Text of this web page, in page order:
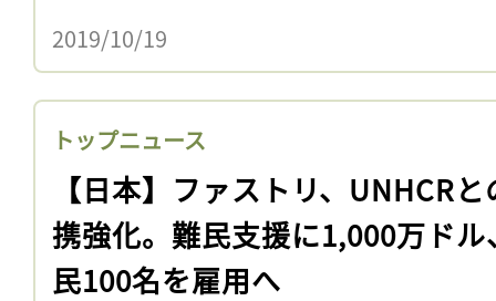
2019/10/19
トップニュース
【日本】ファストリ、UNHCR
携強化。難民支援に1,000万ドル
民100名を雇用へ